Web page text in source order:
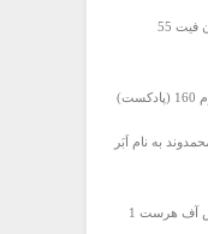
دانلود آهنگ دیجی باربد به نام تهران فیت 55
به نام اَبَر
آف هرست 1